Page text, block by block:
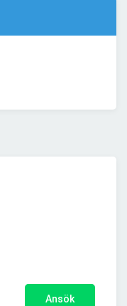
Ansök